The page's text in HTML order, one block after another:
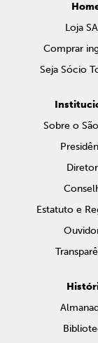
Loja
Comprar
Seja Sócio
Sobre o
Estatuto e